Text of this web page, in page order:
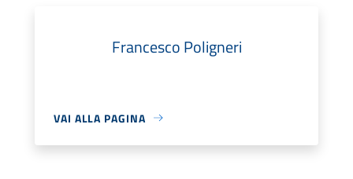
Francesco Poligneri
VAI ALLA PAGINA